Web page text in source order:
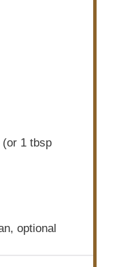
(or 1 tbsp
optional